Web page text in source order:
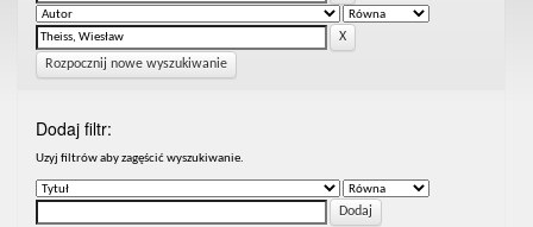
Rozpocznij nowe wyszukiwanie
Dodaj filtr:
Uzyj filtrów aby zagęścić wyszukiwanie.